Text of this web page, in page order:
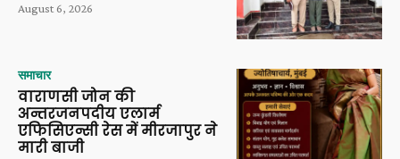
August 6, 2026
समाचार
वाराणसी जोन की
अन्तरजनपदीय एलार्म
एफिसिएन्सी रेस में मीरजापुर ने
मारी बाजी